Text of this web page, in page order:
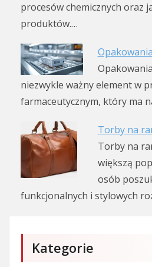
procesów chemicznych oraz
produktów.…
niezwykle ważny element w
farmaceutycznym, który ma
Torby na
Torby na
większą
osób
funkcjonalnych i stylowych
Kategorie